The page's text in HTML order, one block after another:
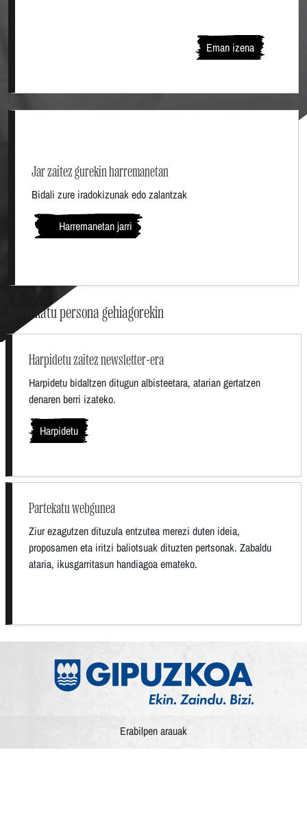
Eman izena
Jar zaitez gurekin harremanetan
Bidali zure iradokizunak edo zalantzak
Harremanetan jarri
Partekatu persona gehiagorekin
Harpidetu zaitez newsletter-era
Harpidetu bidaltzen ditugun albisteetara, atarian gertatzen
denaren berri izateko.
Harpidetu
Partekatu webgunea
Ziur ezagutzen dituzula entzutea merezi duten ideia,
proposamen eta iritzi baliotsuak dituzten pertsonak. Zabaldu
ataria, ikusgarritasun handiagoa emateko.
Erabilpen arauak